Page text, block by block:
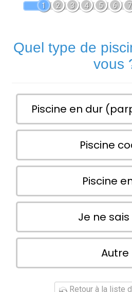
1 2 3 4 5 6 7
Quel type de
vous
Piscine en dur
Piscine
Piscine
Je ne
Autre
Retour à la liste